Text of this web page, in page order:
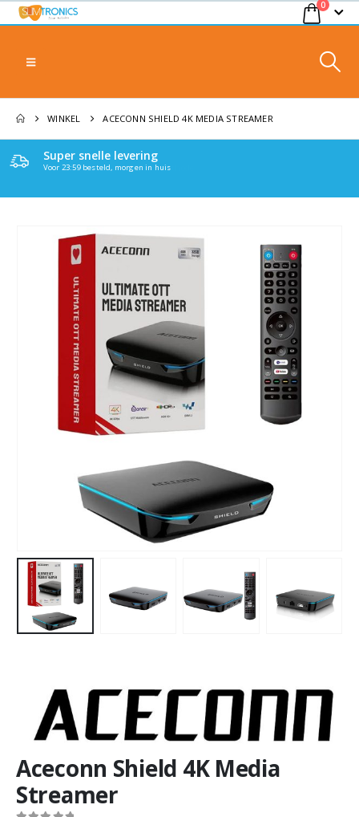
0
WINKEL ACECONN SHIELD 4K MEDIA STREAMER​
Super snelle levering
Voor 23:59 besteld, morgen in huis
Aceconn Shield 4K Media
Streamer​